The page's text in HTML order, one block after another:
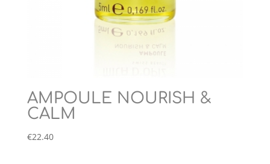
AMPOULE NOURISH &
CALM
€22.40